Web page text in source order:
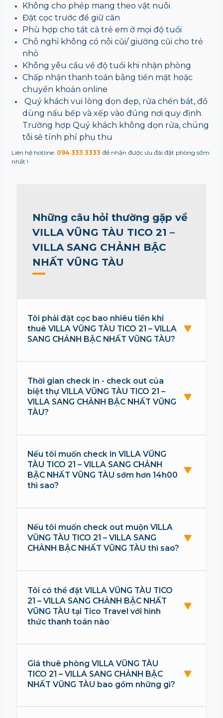
Không cho phép mang theo vật nuôi
Đặt cọc trước để giữ căn
Phù hợp cho tất cả trẻ em ở mọi độ tuổi
Chỗ nghỉ không có nôi cũi/ giường cũi cho trẻ
nhỏ
Không yêu cầu về độ tuổi khi nhận phòng
Chấp nhận thanh toán bằng tiền mặt hoặc
chuyển khoản online
Quý khách vui lòng dọn dẹp, rửa chén bát, đồ
dùng nấu bếp và xếp vào đúng nơi quy định.
Trường hợp Quý khách không dọn rửa, chúng
tôi sẽ tính phí phụ thu
Liên hệ hotline: 094 333 3333 để nhận được ưu đãi đặt phòng sớm
nhất !
Những câu hỏi thường gặp về
VILLA VŨNG TÀU TICO 21 –
VILLA SANG CHẢNH BẬC
NHẤT VŨNG TÀU
Tôi phải đặt cọc bao nhiêu tiền khi
thuê VILLA VŨNG TÀU TICO 21 – VILLA
SANG CHẢNH BẬC NHẤT VŨNG TÀU?
Thời gian check in - check out của
biệt thự VILLA VŨNG TÀU TICO 21 –
VILLA SANG CHẢNH BẬC NHẤT VŨNG
TÀU?
Nếu tôi muốn check in VILLA VŨNG
TÀU TICO 21 – VILLA SANG CHẢNH
BẬC NHẤT VŨNG TÀU sớm hơn 14h00
thì sao?
Nếu tôi muốn check out muộn VILLA
VŨNG TÀU TICO 21 – VILLA SANG
CHẢNH BẬC NHẤT VŨNG TÀU thì sao?
Tôi có thể đặt VILLA VŨNG TÀU TICO
21 – VILLA SANG CHẢNH BẬC NHẤT
VŨNG TÀU tại Tico Travel với hình
thức thanh toán nào
Giá thuê phòng VILLA VŨNG TÀU
TICO 21 – VILLA SANG CHẢNH BẬC
NHẤT VŨNG TÀU bao gồm những gì?